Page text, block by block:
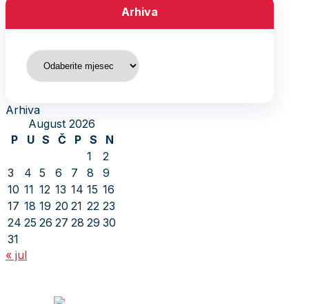
Arhiva
Arhiva
Arhiva
August 2026
P
U S Č P S
N
1
2
3
4 5 6 7 8
9
10 11 12 13 14 15 16
17 18 19 20 21 22 23
24 25 26 27 28 29 30
31
« jul